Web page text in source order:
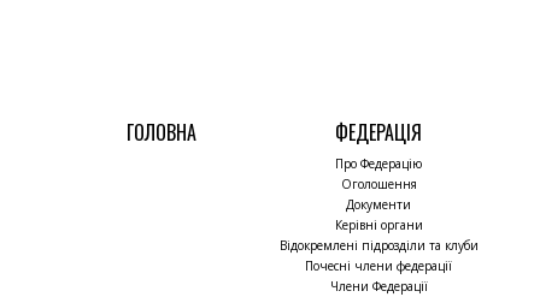
ГОЛОВНА ФЕДЕРАЦІЯ
Про Федерацію
Оголошення
Документи
Керівні органи
Відокремлені підрозділи та клуби
Почесні члени федерації
Члени Федерації